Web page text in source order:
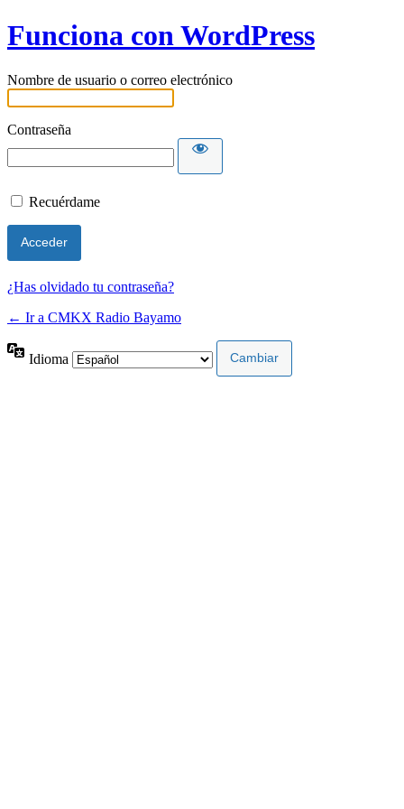
Funciona con WordPress
Nombre de usuario o correo electrónico
Contraseña
Recuérdame
¿Has olvidado tu contraseña?
← Ir a CMKX Radio Bayamo
Idioma